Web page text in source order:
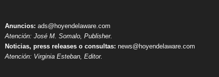
Anuncios: ads@hoyendelaware.com
Atención: José M. Somalo, Publisher.
Noticias, press releases o consultas: news@hoyendelaware.com
Atención: Virginia Esteban, Editor.